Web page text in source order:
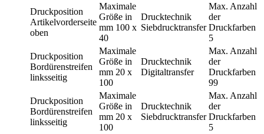
Druckposition
Artikelvorderseite
oben
Maximale
Größe in
mm 100 x
40
Drucktechnik
Siebdrucktransfer
Max. Anzahl
der
Druckfarben
5
Druckposition
Bordürenstreifen
linksseitig
Maximale
Größe in
mm 20 x
100
Drucktechnik
Digitaltransfer
Max. Anzahl
der
Druckfarben
99
Druckposition
Bordürenstreifen
linksseitig
Maximale
Größe in
mm 20 x
100
Drucktechnik
Siebdrucktransfer
Max. Anzahl
der
Druckfarben
5